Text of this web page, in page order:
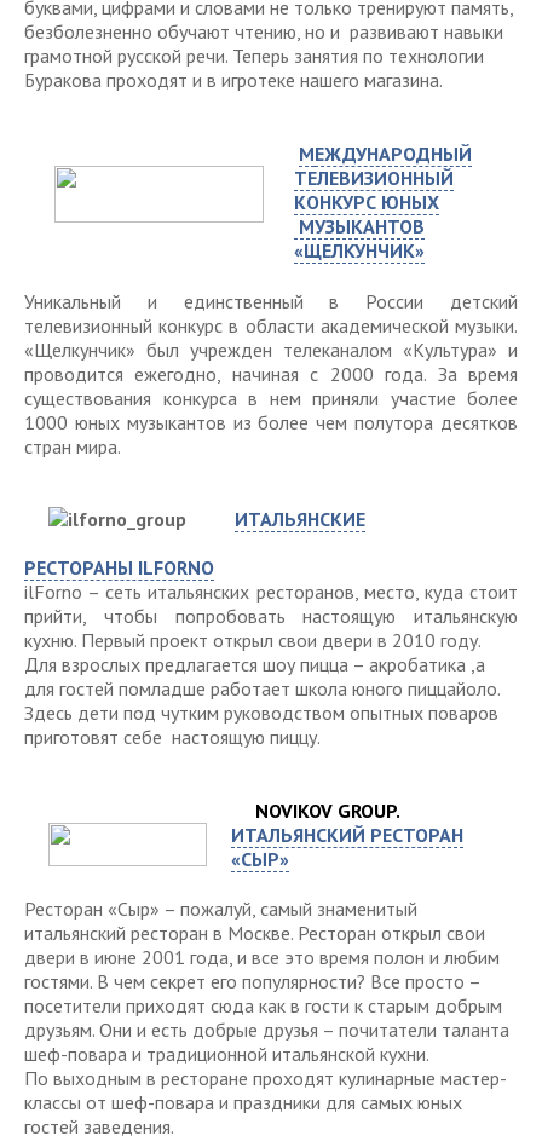
буквами, цифрами и словами не только тренируют память,
безболезненно обучают чтению, но и развивают навыки
грамотной русской речи. Теперь занятия по технологии
Буракова проходят и в игротеке нашего магазина.
МЕЖДУНАРОДНЫЙ
ТЕЛЕВИЗИОННЫЙ
КОНКУРС ЮНЫХ
МУЗЫКАНТОВ
«ЩЕЛКУНЧИК»
Уникальный и единственный в России детский
телевизионный конкурс в области академической музыки.
«Щелкунчик» был учрежден телеканалом «Культура» и
проводится ежегодно, начиная с 2000 года. За время
существования конкурса в нем приняли участие более
1000 юных музыкантов из более чем полутора десятков
стран мира.
ИТАЛЬЯНСКИЕ
РЕСТОРАНЫ ILFORNO
ilForno – сеть итальянских ресторанов, место, куда стоит
прийти, чтобы попробовать настоящую итальянскую
кухню. Первый проект открыл свои двери в 2010 году.
Для взрослых предлагается шоу пицца – акробатика ,а
для гостей помладше работает школа юного пиццайоло.
Здесь дети под чутким руководством опытных поваров
приготовят себе настоящую пиццу.
NOVIKOV GROUP.
ИТАЛЬЯНСКИЙ РЕСТОРАН
«СЫР»
Ресторан «Сыр» – пожалуй, самый знаменитый
итальянский ресторан в Москве. Ресторан открыл свои
двери в июне 2001 года, и все это время полон и любим
гостями. В чем секрет его популярности? Все просто –
посетители приходят сюда как в гости к старым добрым
друзьям. Они и есть добрые друзья – почитатели таланта
шеф-повара и традиционной итальянской кухни.
По выходным в ресторане проходят кулинарные мастер-
классы от шеф-повара и праздники для самых юных
гостей заведения.